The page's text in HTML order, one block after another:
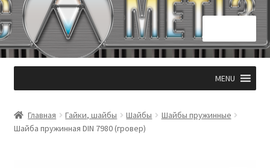
Перейти
навигации
Перейти
содержимому
Главная
КОНТАКТЫ 050 331 53 94
Корзина
MENU
Главная Гайки, шайбы Шайбы
Шайбы пружинные
Шайба пружинная DIN 7980 (гровер)